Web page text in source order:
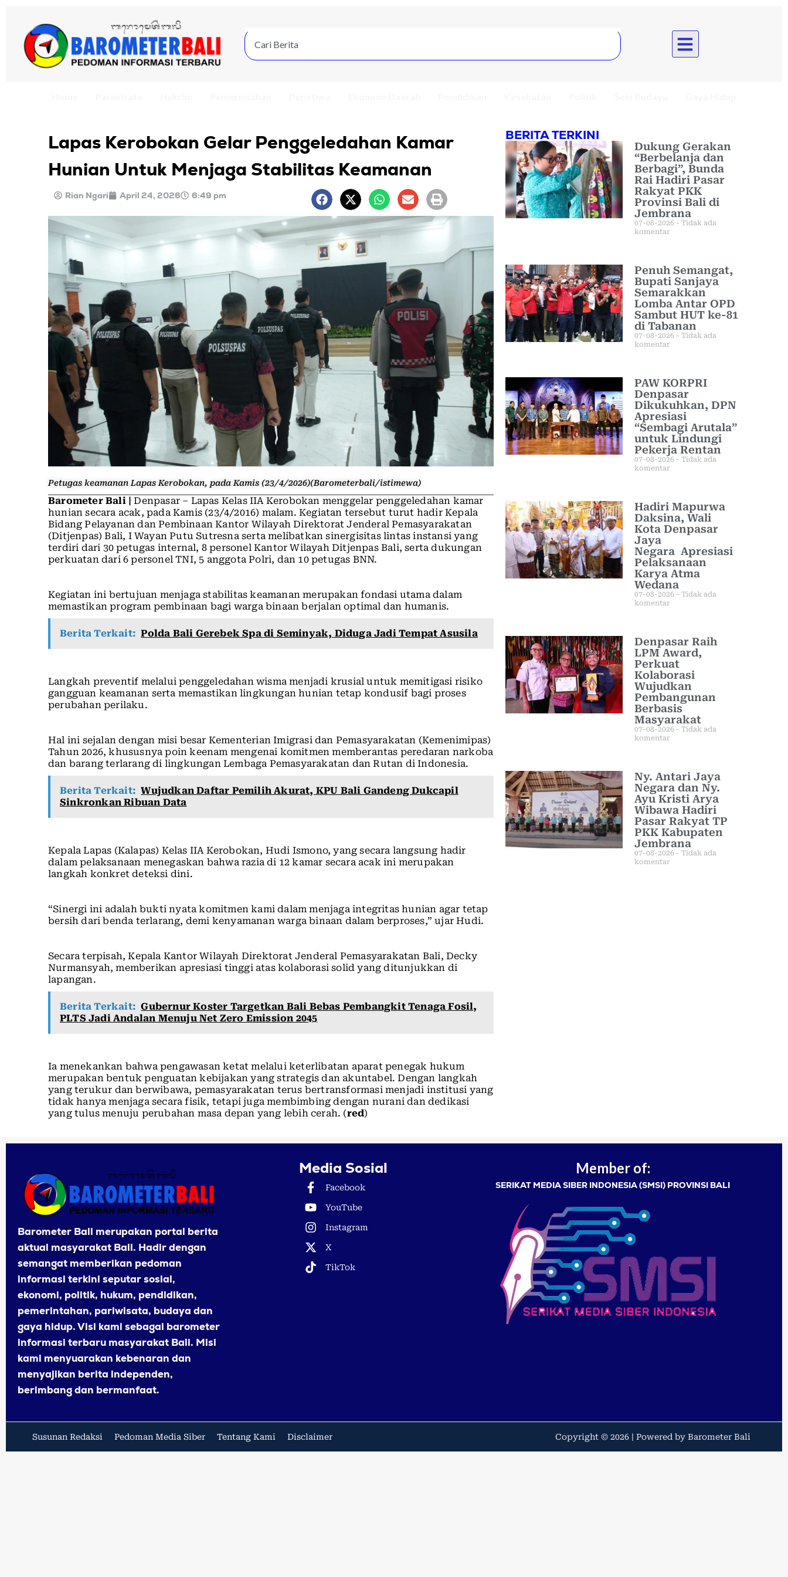
Lapas Kerobokan Gelar Penggeledahan Kamar
Hunian Untuk Menjaga Stabilitas Keamanan
Rian Ngari April 24, 2026 6:49 pm
Petugas keamanan Lapas Kerobokan, pada Kamis (23/4/2026)(Barometerbali/istimewa)
Barometer Bali |
Denpasar – Lapas Kelas IIA Kerobokan menggelar penggeledahan kamar
hunian secara acak, pada Kamis (23/4/2016) malam. Kegiatan tersebut turut hadir Kepala
Bidang Pelayanan dan Pembinaan Kantor Wilayah Direktorat Jenderal Pemasyarakatan
(Ditjenpas) Bali, I Wayan Putu Sutresna serta melibatkan sinergisitas lintas instansi yang
terdiri dari 30 petugas internal, 8 personel Kantor Wilayah Ditjenpas Bali, serta dukungan
perkuatan dari 6 personel TNI, 5 anggota Polri, dan 10 petugas BNN.
Kegiatan ini bertujuan menjaga stabilitas keamanan merupakan fondasi utama dalam
memastikan program pembinaan bagi warga binaan berjalan optimal dan humanis.
Berita Terkait: Polda Bali Gerebek Spa di Seminyak, Diduga Jadi Tempat Asusila
Langkah preventif melalui penggeledahan wisma menjadi krusial untuk memitigasi risiko
gangguan keamanan serta memastikan lingkungan hunian tetap kondusif bagi proses
perubahan perilaku.
Hal ini sejalan dengan misi besar Kementerian Imigrasi dan Pemasyarakatan (Kemenimipas)
Tahun 2026, khususnya poin keenam mengenai komitmen memberantas peredaran narkoba
dan barang terlarang di lingkungan Lembaga Pemasyarakatan dan Rutan di Indonesia.
Berita Terkait: Wujudkan Daftar Pemilih Akurat, KPU Bali Gandeng Dukcapil
Sinkronkan Ribuan Data
Kepala Lapas (Kalapas) Kelas IIA Kerobokan, Hudi Ismono, yang secara langsung hadir
dalam pelaksanaan menegaskan bahwa razia di 12 kamar secara acak ini merupakan
langkah konkret deteksi dini.
“Sinergi ini adalah bukti nyata komitmen kami dalam menjaga integritas hunian agar tetap
bersih dari benda terlarang, demi kenyamanan warga binaan dalam berproses,” ujar Hudi.
Secara terpisah, Kepala Kantor Wilayah Direktorat Jenderal Pemasyarakatan Bali, Decky
Nurmansyah, memberikan apresiasi tinggi atas kolaborasi solid yang ditunjukkan di
lapangan.
Berita Terkait: Gubernur Koster Targetkan Bali Bebas Pembangkit Tenaga Fosil,
PLTS Jadi Andalan Menuju Net Zero Emission 2045
Ia menekankan bahwa pengawasan ketat melalui keterlibatan aparat penegak hukum
merupakan bentuk penguatan kebijakan yang strategis dan akuntabel. Dengan langkah
yang terukur dan berwibawa, pemasyarakatan terus bertransformasi menjadi institusi yang
tidak hanya menjaga secara fisik, tetapi juga membimbing dengan nurani dan dedikasi
yang tulus menuju perubahan masa depan yang lebih cerah. (red)
BERITA TERKINI
Dukung Gerakan
“Berbelanja dan
Berbagi”, Bunda
Rai Hadiri Pasar
Rakyat PKK
Provinsi Bali di
Jembrana
07-08-2026
Tidak ada
komentar
Penuh Semangat,
Bupati Sanjaya
Semarakkan
Lomba Antar OPD
Sambut HUT ke-81
di Tabanan
07-08-2026
Tidak ada
komentar
PAW KORPRI
Denpasar
Dikukuhkan, DPN
Apresiasi
“Sembagi Arutala”
untuk Lindungi
Pekerja Rentan
07-08-2026
Tidak ada
komentar
Hadiri Mapurwa
Daksina, Wali
Kota Denpasar
Jaya
Negara Apresiasi
Pelaksanaan
Karya Atma
Wedana
07-08-2026
Tidak ada
komentar
Denpasar Raih
LPM Award,
Perkuat
Kolaborasi
Wujudkan
Pembangunan
Berbasis
Masyarakat
07-08-2026
Tidak ada
komentar
Ny. Antari Jaya
Negara dan Ny.
Ayu Kristi Arya
Wibawa Hadiri
Pasar Rakyat TP
PKK Kabupaten
Jembrana
07-08-2026
Tidak ada
komentar
Barometer Bali merupakan portal berita
aktual masyarakat Bali. Hadir dengan
semangat memberikan pedoman
informasi terkini seputar sosial,
ekonomi, politik, hukum, pendidikan,
pemerintahan, pariwisata, budaya dan
gaya hidup. Visi kami sebagai barometer
informasi terbaru masyarakat Bali. Misi
kami menyuarakan kebenaran dan
menyajikan berita independen,
berimbang dan bermanfaat.
Media Sosial
Facebook
YouTube
Instagram
X
TikTok
Member of:
SERIKAT MEDIA SIBER INDONESIA (SMSI) PROVINSI BALI
Susunan Redaksi Pedoman Media Siber Tentang Kami Disclaimer Copyright © 2026 | Powered by Barometer Bali